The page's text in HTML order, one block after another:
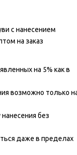
с нанесением
на заказ
на 5% как в
возможно только
без
даже в пределах